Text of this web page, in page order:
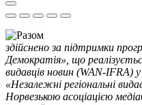
здійснено за підтримки
Демократія», що
видавців новин (WAN-IFRA)
«Незалежні регіональні
Норвезькою асоціацією